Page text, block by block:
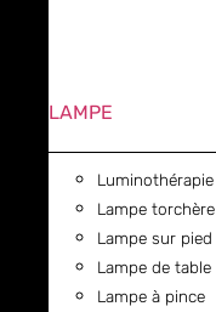
LAMPE
Luminothérapie
Lampe torchère
Lampe sur pied
Lampe de table
Lampe à pince